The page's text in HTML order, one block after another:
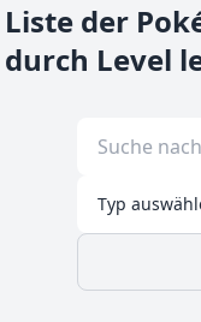
Liste der
durch Level